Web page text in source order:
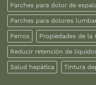
Parches para dolor de
Parches para dolores
Perros Propiedades de la
Reducir retención de
Salud hepática Tintura